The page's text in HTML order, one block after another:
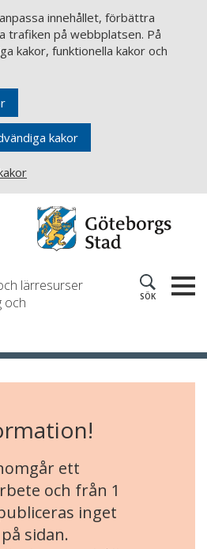
innehållet, förbättra
trafiken på webbplatsen. På
kakor, funktionella kakor och
kakor
lärresurser
och
SÖK
ett
och från 1
inget
sidan.